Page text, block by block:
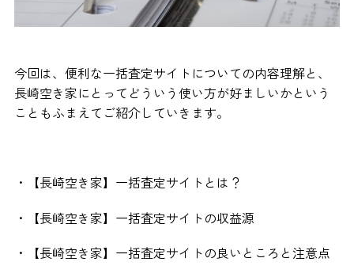
今回は、便利な一括査定サイトについての内容理解と、
長崎空き家にとってどういう使い方が好ましいかという
こともふまえてご紹介していきます。
・【長崎空き家】一括査定サイトとは？
・【長崎空き家】一括査定サイトの収益源
・【長崎空き家】一括査定サイトの良いところと注意点